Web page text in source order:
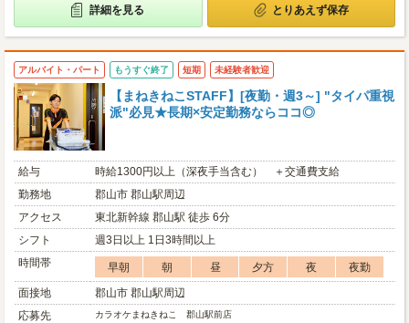
詳細を見る とりあえず保存
アルバイト・パート もうすぐ終了 短期 未経験者歓迎
【まねきねこSTAFF】[夜勤・週3～] "タイパ重視
派"必見★長期×安定勤務ならココ◎
給与
時給1300円以上（深夜手当含む） ＋交通費支給
勤務地
郡山市 郡山駅周辺
アクセス
東北新幹線 郡山駅 徒歩 6分
シフト
週3日以上 1日3時間以上
時間帯
早朝 朝 昼 夕方 夜
夜勤
面接地
郡山市 郡山駅周辺
応募先
カラオケまねきねこ 郡山駅前店